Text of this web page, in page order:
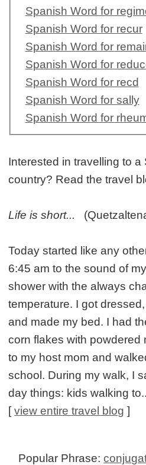
Spanish Word for
Spanish Word for recur
Spanish Word for
Spanish Word for
Spanish Word for recd
Spanish Word for sally
Spanish Word for
Interested in travelling to
country? Read the travel
Life is short...
Today started like any
6:45 am to the sound of
shower with the always
temperature. I got
and made my bed. I had
corn flakes with powdered
to my host mom and
school. During my walk, I
day things: kids walking
[view entire travel blog ]
Popular Phrase: